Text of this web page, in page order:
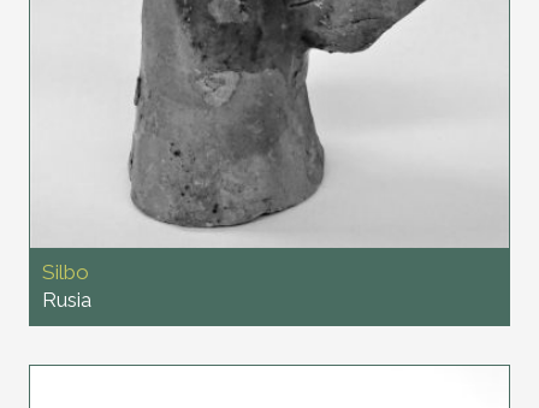
Silbo
Rusia